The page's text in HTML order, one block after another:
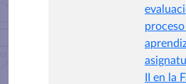
II en la